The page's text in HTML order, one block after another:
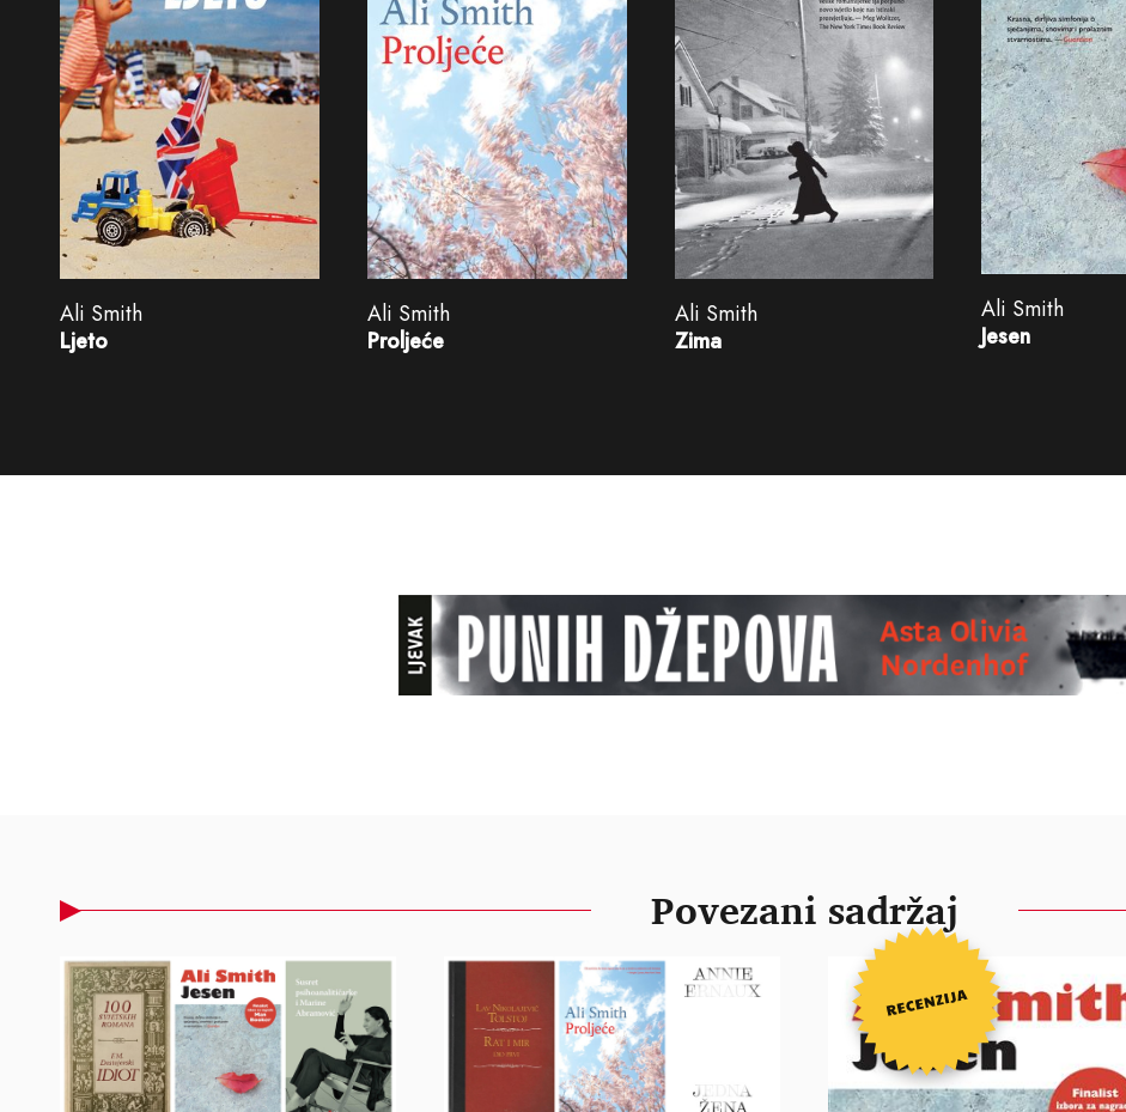
Ali Smith
Ljeto
Ali Smith
Proljeće
Ali Smith
Zima
Ali Smith
Jesen
Povezani sadržaj